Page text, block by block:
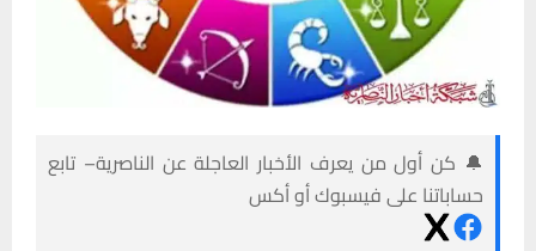
🔔 كن أول من يعرف الأخبار العاجلة عن الناصرية– تابع
حساباتنا على فيسبوك أو أكس